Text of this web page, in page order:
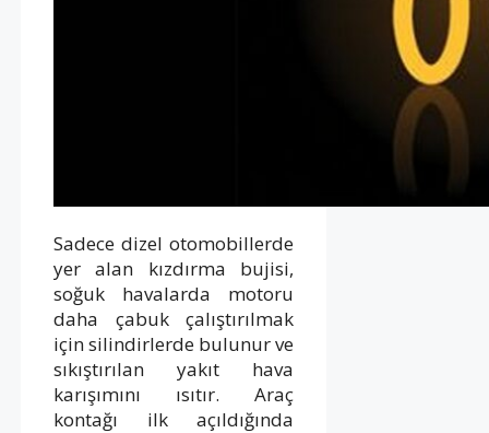
Sadece dizel otomobillerde
yer alan kızdırma bujisi,
soğuk havalarda motoru
daha çabuk çalıştırılmak
için silindirlerde bulunur ve
sıkıştırılan yakıt hava
karışımını ısıtır. Araç
kontağı ilk açıldığında